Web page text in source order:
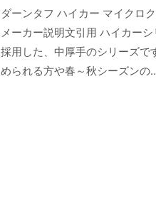
ダーンタフ ハイカー マイクロ
メーカー説明文引用 ハイカー
採用した、中厚手のシリーズで
められる方や春～秋シーズンの